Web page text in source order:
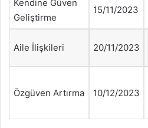
Kendine Güven
Geliştirme
15/11/2023
Aile İlişkileri 20/11/2023
Özgüven Artırma 10/12/2023